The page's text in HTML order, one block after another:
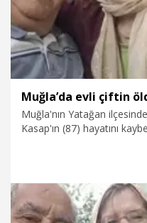
Muğla'nın Yatağan
Kasap'ın (87) hayatını